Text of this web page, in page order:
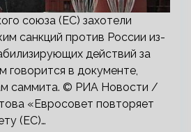
союза (ЕС) захотели
санкций против России из-
действий за
в документе,
саммита. © РИА Новости /
«Евросовет повторяет
(ЕС)…